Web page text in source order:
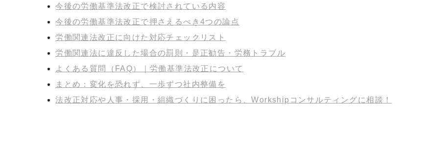
今後の労働基準法改正で検討されている内容
今後の労働基準法改正で押さえるべき4つの論点
労働関連法改正に向けた対応チェックリスト
労働関連法に違反した場合の罰則・是正勧告・労務トラブル
よくある質問（FAQ）｜労働基準法改正について
まとめ：変化を恐れず、一歩ずつ社内整備を
法改正対応や人事・採用・組織づくりに困ったら、Workshipコンサルティングに相談！